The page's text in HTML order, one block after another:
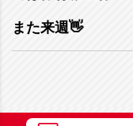
また来週👋